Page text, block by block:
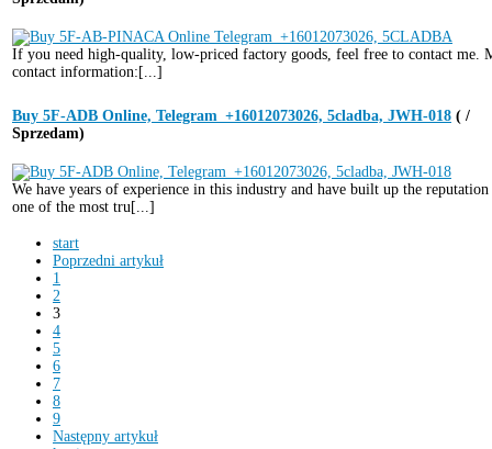
If you need high-quality, low-priced factory goods, feel free to contact me.
contact information:[...]
Buy 5F-ADB Online, Telegram_+16012073026, 5cladba, JWH-018 ( /
Sprzedam)
We have years of experience in this industry and have built up the reputation
one of the most tru[...]
start
Poprzedni artykuł
1
2
3
4
5
6
7
8
9
Następny artykuł